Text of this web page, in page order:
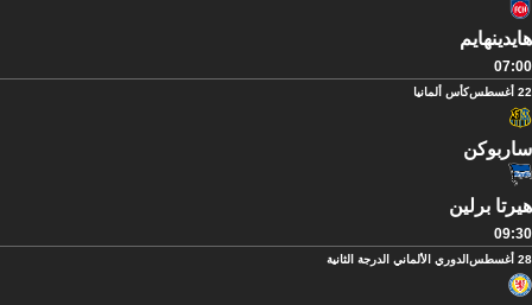
هايدينهايم
07:00
22 أغسطس كأس ألمانيا
ساربوكن
هيرتا برلين
09:30
28 أغسطس الدوري الألماني الدرجة الثانية